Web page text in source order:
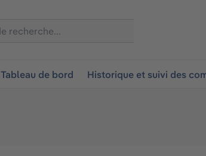
Tableau de bord Historique et suivi des